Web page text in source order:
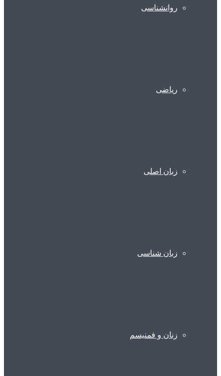
روانشناسی
ریاضی
زبان اصلی
زبان شناسی
زنان و فمنیسم